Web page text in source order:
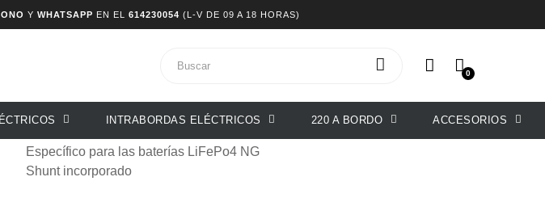
Y WHATSAPP EN EL 614230054 (L-V DE 09 A 18 HORAS)
0
INTRABORDAS ELÉCTRICOS 220 A BORDO ACCESORIOS
Específico para las baterías LiFePo4 NG
Shunt incorporado